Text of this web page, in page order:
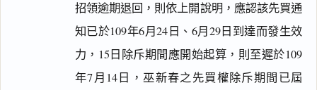
招領逾期退回，則依上開說明，應認該先買通
知已於109年6月24日、6月29日到達而發生效
力，15日除斥期間應開始起算，則至遲於109
年7月14日，巫新春之先買權除斥期間已屆